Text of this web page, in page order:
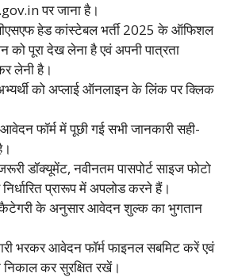
पर जाना है।
हेड कांस्टेबल भर्ती 2025 के ऑफिशल
को पूरा देख लेना है एवं अपनी पात्रता
लेनी है।
को अप्लाई ऑनलाइन के लिंक पर क्लिक
फॉर्म में पूछी गई सभी जानकारी सही-
डॉक्यूमेंट, नवीनतम पासपोर्ट साइज फोटो
प्रारूप में अपलोड करने हैं।
के अनुसार आवेदन शुल्क का भुगतान
भरकर आवेदन फॉर्म फाइनल सबमिट करें एवं
कर सुरक्षित रखें।